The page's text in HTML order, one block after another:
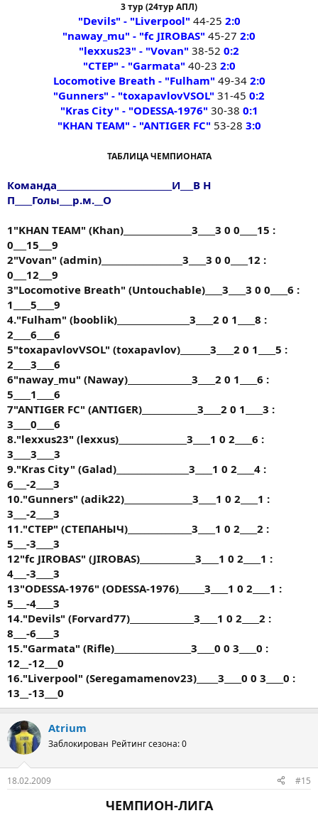
3 тур (24тур АПЛ)
"Devils" - "Liverpool" 44-25 2:0
"naway_mu" - "fc JIROBAS" 45-27 2:0
"lexxus23" - "Vovan" 38-52 0:2
"CTEP" - "Garmata" 40-23 2:0
Locomotive Breath - "Fulham" 49-34 2:0
"Gunners" - "toxapavlovVSOL" 31-45 0:2
"Kras City" - "ODESSA-1976" 30-38 0:1
"KHAN TEAM" - "ANTIGER FC" 53-28 3:0
ТАБЛИЦА ЧЕМПИОНАТА
Команда___________________________И___В Н
П____Голы___р.м.__О
1"KHAN TEAM" (Khan)________________3____3 0 0____15 :
0___15___9
2"Vovan" (аdmin)___________________3____3 0 0____12 :
0___12___9
3"Locomotive Breath" (Untouchable)____3____3 0 0____6 :
1____5____9
4."Fulham" (booblik)_________________3____2 0 1____8 :
2____6____6
5"toxapavlovVSOL" (toxapavlov)_______3____2 0 1____5 :
2____3____6
6"naway_mu" (Naway)_______________3____2 0 1____6 :
5____1____6
7"ANTIGER FC" (ANTIGER)_____________3____2 0 1____3 :
3____0____6
8."lexxus23" (lexxus)________________3____1 0 2____6 :
3____3____3
9."Kras City" (Galad)_________________3____1 0 2____4 :
6___-2____3
10."Gunners" (аdik22)________________3____1 0 2____1 :
3___-2____3
11."CTEP" (СТЕПАНЫЧ)_______________3____1 0 2____2 :
5___-3____3
12"fc JIROBAS" (JIROBAS)_____________3____1 0 2____1 :
4___-3____3
13"ODESSA-1976" (ODESSA-1976)______3____1 0 2____1 :
5___-4____3
14."Devils" (Fоrvаrd77)_______________3____1 0 2____2 :
8___-6____3
15."Garmata" (Rifle)__________________3____0 0 3____0 :
12__-12___0
16."Liverpool" (Seregamamenov23)_____3____0 0 3____0 :
13__-13___0
Atrium
Заблокирован Рейтинг сезона: 0
18.02.2009 #15
ЧЕМПИОН-ЛИГА